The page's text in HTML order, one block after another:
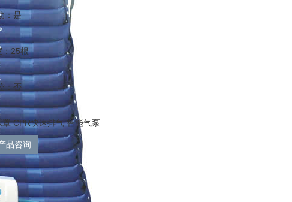
：是
：25根
：否
罩 CPR快速排气 智能气泵
品咨询